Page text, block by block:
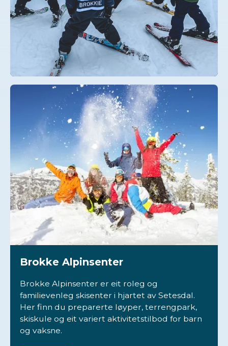
Brokke Alpinsenter
Brokke Alpinsenter er eit roleg og
familievenleg skisenter i hjartet av Setesdal.
Her finn du preparerte løyper, terrengpark,
skiskule og eit variert aktivitetstilbod for barn
og vaksne.